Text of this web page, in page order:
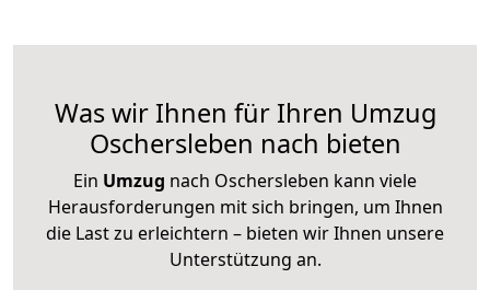
Was wir Ihnen für Ihren Umzug
Oschersleben nach bieten
Ein Umzug nach Oschersleben kann viele
Herausforderungen mit sich bringen, um Ihnen
die Last zu erleichtern – bieten wir Ihnen unsere
Unterstützung an.